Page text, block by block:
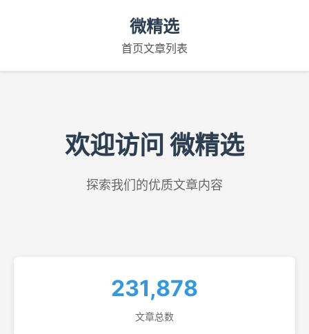
微精选
首页文章列表
欢迎访问 微精选
探索我们的优质文章内容
231,878
文章总数